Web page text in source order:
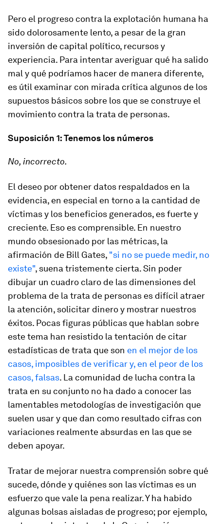
Pero el progreso contra la explotación humana ha
sido dolorosamente lento, a pesar de la gran
inversión de capital político, recursos y
experiencia. Para intentar averiguar qué ha salido
mal y qué podríamos hacer de manera diferente,
es útil examinar con mirada crítica algunos de los
supuestos básicos sobre los que se construye el
movimiento contra la trata de personas.
Suposición 1: Tenemos los números
No, incorrecto.
El deseo por obtener datos respaldados en la
evidencia, en especial en torno a la cantidad de
víctimas y los beneficios generados, es fuerte y
creciente. Eso es comprensible. En nuestro
mundo obsesionado por las métricas, la
afirmación de Bill Gates, "si no se puede medir, no
existe", suena tristemente cierta. Sin poder
dibujar un cuadro claro de las dimensiones del
problema de la trata de personas es difícil atraer
la atención, solicitar dinero y mostrar nuestros
éxitos. Pocas figuras públicas que hablan sobre
este tema han resistido la tentación de citar
estadísticas de trata que son en el mejor de los
casos, imposibles de verificar y, en el peor de los
casos, falsas. La comunidad de lucha contra la
trata en su conjunto no ha dado a conocer las
lamentables metodologías de investigación que
suelen usar y que dan como resultado cifras con
variaciones realmente absurdas en las que se
deben apoyar.
Tratar de mejorar nuestra comprensión sobre qué
sucede, dónde y quiénes son las víctimas es un
esfuerzo que vale la pena realizar. Y ha habido
algunas bolsas aisladas de progreso; por ejemplo,